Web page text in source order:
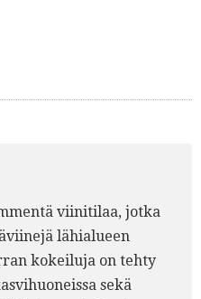
viinitilaa, jotka
lähialueen
kokeiluja on tehty
sekä